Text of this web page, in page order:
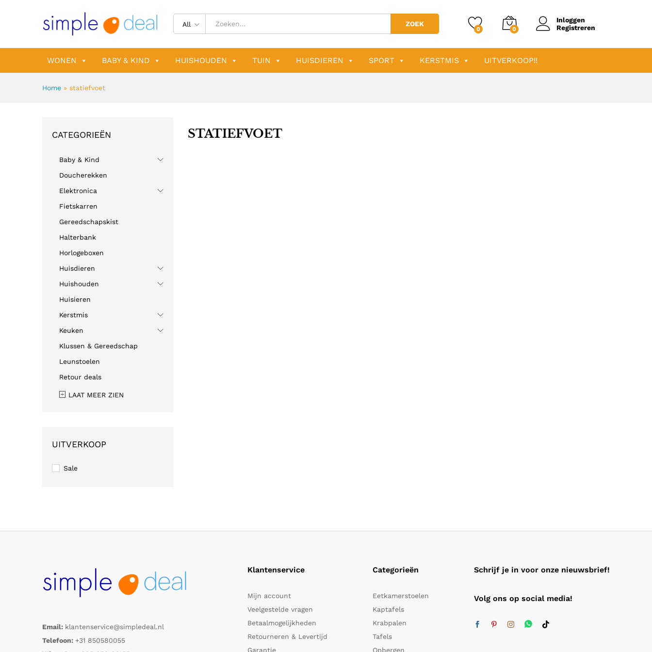
All ZOEK
0 0
Inloggen
Registreren
WONEN BABY & KIND HUISHOUDEN TUIN HUISDIEREN SPORT KERSTMIS UITVERKOOP!!
Home » statiefvoet
STATIEFVOET
CATEGORIEËN
Baby & Kind
Doucherekken
Elektronica
Fietskarren
Gereedschapskist
Halterbank
Horlogeboxen
Huisdieren
Huishouden
Huisieren
Kerstmis
Keuken
Klussen & Gereedschap
Leunstoelen
Retour deals
LAAT MEER ZIEN
UITVERKOOP
Sale
Email: klantenservice@simpledeal.nl
Telefoon: +31 850580055
Klantenservice
Mijn account
Veelgestelde vragen
Betaalmogelijkheden
Retourneren & Levertijd
Garantie
Categorieën
Eetkamerstoelen
Kaptafels
Krabpalen
Tafels
Opbergen
Schrijf je in voor onze nieuwsbrief!
Volg ons op social media!